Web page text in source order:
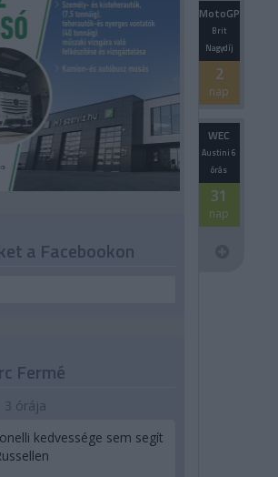
MotoGP
Brit
Nagydíj
2
nap
WEC
Austini 6
órás
31
nap
a Facebookon
Fermé
3 órája
kedvessége sem segít